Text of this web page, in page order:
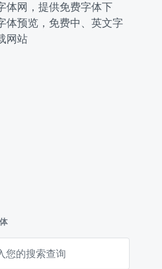
体网，提供免费字体下
体预览，免费中、英文字
网站